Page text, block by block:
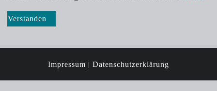
Verstanden
Impressum | Datenschutzerklärung